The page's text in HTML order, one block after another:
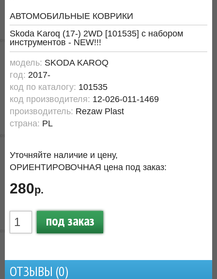
АВТОМОБИЛЬНЫЕ КОВРИКИ
Skoda Karoq (17-) 2WD [101535] с набором
инструментов - NEW!!!
модель: SKODA KAROQ
год: 2017-
код по каталогу: 101535
код производителя: 12-026-011-1469
производитель: Rezaw Plast
страна: PL
Уточняйте наличие и цену,
ОРИЕНТИРОВОЧНАЯ цена под заказ:
280р.
под заказ
ОТЗЫВЫ (0)